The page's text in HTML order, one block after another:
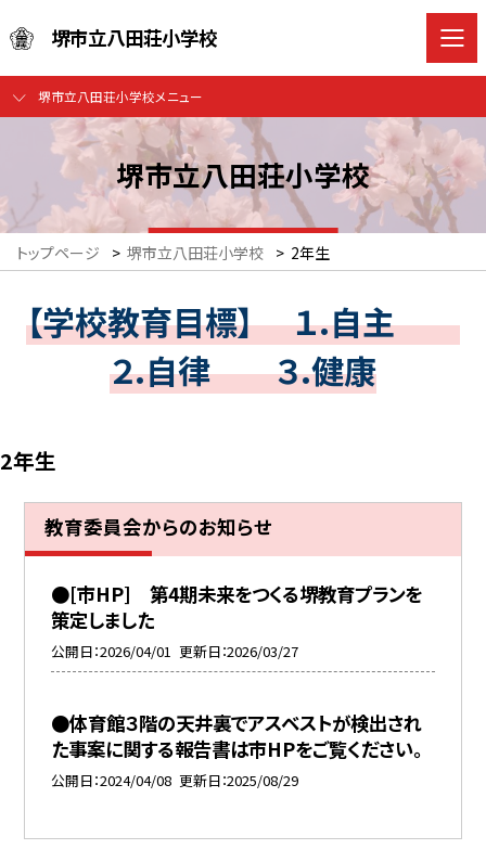
堺市立八田荘小学校
堺市立八田荘小学校メニュー
堺市立八田荘小学校
トップページ > 堺市立八田荘小学校 > 2年生
【学校教育目標】 １.自主
２.自律 ３.健康
2年生
教育委員会からのお知らせ
●[市HP] 第4期未来をつくる堺教育プランを
策定しました
公開日 2026/04/01 更新日 2026/03/27
●体育館３階の天井裏でアスベストが検出され
た事案に関する報告書は市HPをご覧ください。
公開日 2024/04/08 更新日 2025/08/29